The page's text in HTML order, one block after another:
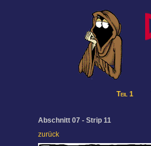
Teil 1
Abschnitt 07 - Strip 11
zurück